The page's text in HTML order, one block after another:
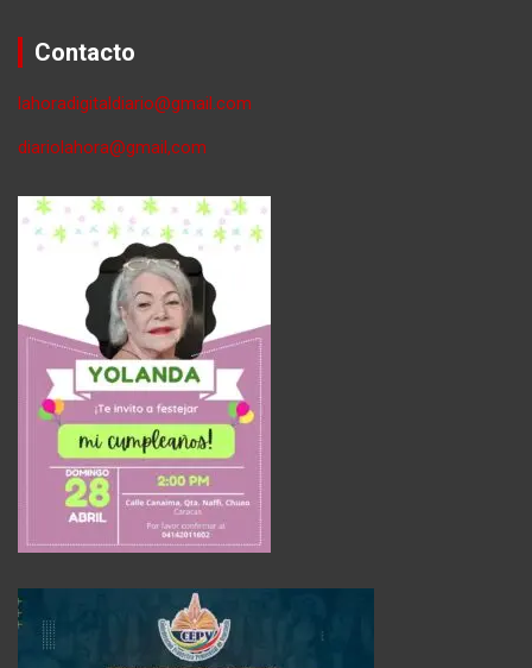
Contacto
lahoradigitaldiario@gmail.com
diariolahora@gmail,com